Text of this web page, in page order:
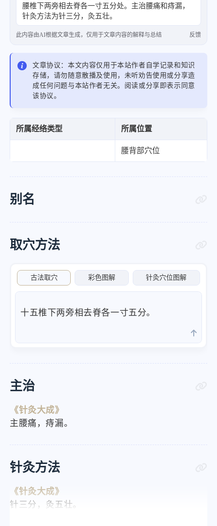
腰椎下两旁相去脊各一寸五分处。主治腰痛和痔漏，
针灸方法为针三分，灸五壮。
此内容由AI根据文章生成，仅用于文章内容的解释与总结 反馈
文章协议：本文内容仅用于本站作者自学记录和知识
存储，请勿随意散播及使用，未听劝告使用或分享造
成任何问题与本站作者无关。阅读或分享即表示同意
该协议。
所属经络类型 所属位置
腰背部穴位
别名
取穴方法
古法取穴 彩色图解 针灸穴位图解
十五椎下两旁相去脊各一寸五分。
主治
《针灸大成》
主腰痛，痔漏。
针灸方法
《针灸大成》
针三分，灸五壮。